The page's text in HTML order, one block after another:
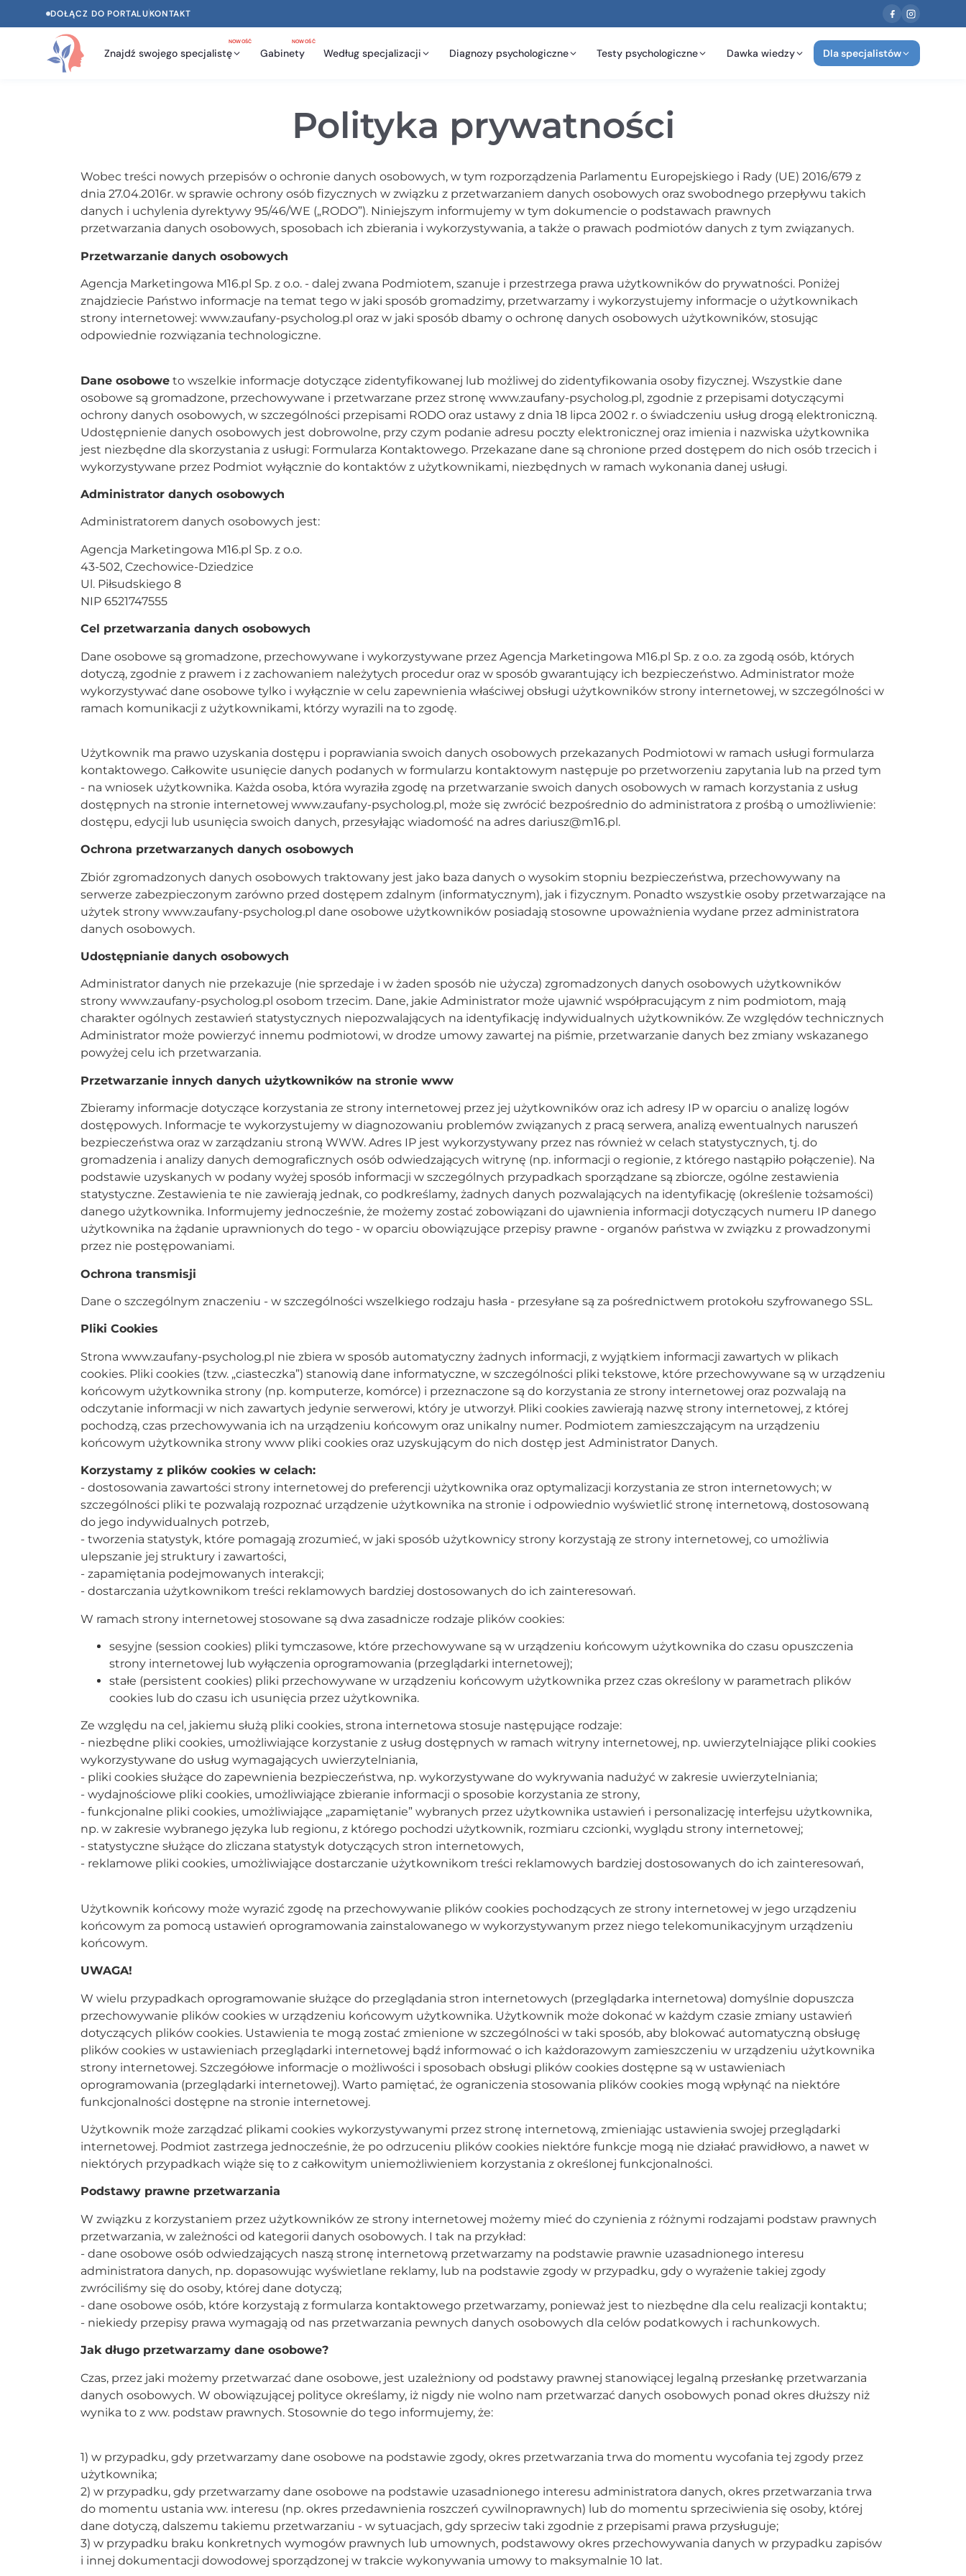
DOŁĄCZ DO PORTALUKONTAKT
Znajdź swojego specjalistę
NOWOŚĆ
Gabinety
NOWOŚĆ
Według specjalizacji Diagnozy psychologiczne Testy psychologiczne Dawka wiedzy Dla specjalistów
Polityka prywatności
Wobec treści nowych przepisów o ochronie danych osobowych, w tym rozporządzenia Parlamentu Europejskiego i Rady (UE) 2016/679 z
dnia 27.04.2016r. w sprawie ochrony osób fizycznych w związku z przetwarzaniem danych osobowych oraz swobodnego przepływu takich
danych i uchylenia dyrektywy 95/46/WE („RODO”). Niniejszym informujemy w tym dokumencie o podstawach prawnych
przetwarzania danych osobowych, sposobach ich zbierania i wykorzystywania, a także o prawach podmiotów danych z tym związanych.
Przetwarzanie danych osobowych
Agencja Marketingowa M16.pl Sp. z o.o. - dalej zwana Podmiotem, szanuje i przestrzega prawa użytkowników do prywatności. Poniżej
znajdziecie Państwo informacje na temat tego w jaki sposób gromadzimy, przetwarzamy i wykorzystujemy informacje o użytkownikach
strony internetowej: www.zaufany-psycholog.pl oraz w jaki sposób dbamy o ochronę danych osobowych użytkowników, stosując
odpowiednie rozwiązania technologiczne.
Dane osobowe to wszelkie informacje dotyczące zidentyfikowanej lub możliwej do zidentyfikowania osoby fizycznej. Wszystkie dane
osobowe są gromadzone, przechowywane i przetwarzane przez stronę www.zaufany-psycholog.pl, zgodnie z przepisami dotyczącymi
ochrony danych osobowych, w szczególności przepisami RODO oraz ustawy z dnia 18 lipca 2002 r. o świadczeniu usług drogą elektroniczną.
Udostępnienie danych osobowych jest dobrowolne, przy czym podanie adresu poczty elektronicznej oraz imienia i nazwiska użytkownika
jest niezbędne dla skorzystania z usługi: Formularza Kontaktowego. Przekazane dane są chronione przed dostępem do nich osób trzecich i
wykorzystywane przez Podmiot wyłącznie do kontaktów z użytkownikami, niezbędnych w ramach wykonania danej usługi.
Administrator danych osobowych
Administratorem danych osobowych jest:
Agencja Marketingowa M16.pl Sp. z o.o.
43-502, Czechowice-Dziedzice
Ul. Piłsudskiego 8
NIP 6521747555
Cel przetwarzania danych osobowych
Dane osobowe są gromadzone, przechowywane i wykorzystywane przez Agencja Marketingowa M16.pl Sp. z o.o. za zgodą osób, których
dotyczą, zgodnie z prawem i z zachowaniem należytych procedur oraz w sposób gwarantujący ich bezpieczeństwo. Administrator może
wykorzystywać dane osobowe tylko i wyłącznie w celu zapewnienia właściwej obsługi użytkowników strony internetowej, w szczególności w
ramach komunikacji z użytkownikami, którzy wyrazili na to zgodę.
Użytkownik ma prawo uzyskania dostępu i poprawiania swoich danych osobowych przekazanych Podmiotowi w ramach usługi formularza
kontaktowego. Całkowite usunięcie danych podanych w formularzu kontaktowym następuje po przetworzeniu zapytania lub na przed tym
- na wniosek użytkownika. Każda osoba, która wyraziła zgodę na przetwarzanie swoich danych osobowych w ramach korzystania z usług
dostępnych na stronie internetowej www.zaufany-psycholog.pl, może się zwrócić bezpośrednio do administratora z prośbą o umożliwienie:
dostępu, edycji lub usunięcia swoich danych, przesyłając wiadomość na adres dariusz@m16.pl.
Ochrona przetwarzanych danych osobowych
Zbiór zgromadzonych danych osobowych traktowany jest jako baza danych o wysokim stopniu bezpieczeństwa, przechowywany na
serwerze zabezpieczonym zarówno przed dostępem zdalnym (informatycznym), jak i fizycznym. Ponadto wszystkie osoby przetwarzające na
użytek strony www.zaufany-psycholog.pl dane osobowe użytkowników posiadają stosowne upoważnienia wydane przez administratora
danych osobowych.
Udostępnianie danych osobowych
Administrator danych nie przekazuje (nie sprzedaje i w żaden sposób nie użycza) zgromadzonych danych osobowych użytkowników
strony www.zaufany-psycholog.pl osobom trzecim. Dane, jakie Administrator może ujawnić współpracującym z nim podmiotom, mają
charakter ogólnych zestawień statystycznych niepozwalających na identyfikację indywidualnych użytkowników. Ze względów technicznych
Administrator może powierzyć innemu podmiotowi, w drodze umowy zawartej na piśmie, przetwarzanie danych bez zmiany wskazanego
powyżej celu ich przetwarzania.
Przetwarzanie innych danych użytkowników na stronie www
Zbieramy informacje dotyczące korzystania ze strony internetowej przez jej użytkowników oraz ich adresy IP w oparciu o analizę logów
dostępowych. Informacje te wykorzystujemy w diagnozowaniu problemów związanych z pracą serwera, analizą ewentualnych naruszeń
bezpieczeństwa oraz w zarządzaniu stroną WWW. Adres IP jest wykorzystywany przez nas również w celach statystycznych, tj. do
gromadzenia i analizy danych demograficznych osób odwiedzających witrynę (np. informacji o regionie, z którego nastąpiło połączenie). Na
podstawie uzyskanych w podany wyżej sposób informacji w szczególnych przypadkach sporządzane są zbiorcze, ogólne zestawienia
statystyczne. Zestawienia te nie zawierają jednak, co podkreślamy, żadnych danych pozwalających na identyfikację (określenie tożsamości)
danego użytkownika. Informujemy jednocześnie, że możemy zostać zobowiązani do ujawnienia informacji dotyczących numeru IP danego
użytkownika na żądanie uprawnionych do tego - w oparciu obowiązujące przepisy prawne - organów państwa w związku z prowadzonymi
przez nie postępowaniami.
Ochrona transmisji
Dane o szczególnym znaczeniu - w szczególności wszelkiego rodzaju hasła - przesyłane są za pośrednictwem protokołu szyfrowanego SSL.
Pliki Cookies
Strona www.zaufany-psycholog.pl nie zbiera w sposób automatyczny żadnych informacji, z wyjątkiem informacji zawartych w plikach
cookies. Pliki cookies (tzw. „ciasteczka”) stanowią dane informatyczne, w szczególności pliki tekstowe, które przechowywane są w urządzeniu
końcowym użytkownika strony (np. komputerze, komórce) i przeznaczone są do korzystania ze strony internetowej oraz pozwalają na
odczytanie informacji w nich zawartych jedynie serwerowi, który je utworzył. Pliki cookies zawierają nazwę strony internetowej, z której
pochodzą, czas przechowywania ich na urządzeniu końcowym oraz unikalny numer. Podmiotem zamieszczającym na urządzeniu
końcowym użytkownika strony www pliki cookies oraz uzyskującym do nich dostęp jest Administrator Danych.
Korzystamy z plików cookies w celach:
- dostosowania zawartości strony internetowej do preferencji użytkownika oraz optymalizacji korzystania ze stron internetowych; w
szczególności pliki te pozwalają rozpoznać urządzenie użytkownika na stronie i odpowiednio wyświetlić stronę internetową, dostosowaną
do jego indywidualnych potrzeb,
- tworzenia statystyk, które pomagają zrozumieć, w jaki sposób użytkownicy strony korzystają ze strony internetowej, co umożliwia
ulepszanie jej struktury i zawartości,
- zapamiętania podejmowanych interakcji;
- dostarczania użytkownikom treści reklamowych bardziej dostosowanych do ich zainteresowań.
W ramach strony internetowej stosowane są dwa zasadnicze rodzaje plików cookies:
sesyjne (session cookies) pliki tymczasowe, które przechowywane są w urządzeniu końcowym użytkownika do czasu opuszczenia
strony internetowej lub wyłączenia oprogramowania (przeglądarki internetowej);
stałe (persistent cookies) pliki przechowywane w urządzeniu końcowym użytkownika przez czas określony w parametrach plików
cookies lub do czasu ich usunięcia przez użytkownika.
Ze względu na cel, jakiemu służą pliki cookies, strona internetowa stosuje następujące rodzaje:
- niezbędne pliki cookies, umożliwiające korzystanie z usług dostępnych w ramach witryny internetowej, np. uwierzytelniające pliki cookies
wykorzystywane do usług wymagających uwierzytelniania,
- pliki cookies służące do zapewnienia bezpieczeństwa, np. wykorzystywane do wykrywania nadużyć w zakresie uwierzytelniania;
- wydajnościowe pliki cookies, umożliwiające zbieranie informacji o sposobie korzystania ze strony,
- funkcjonalne pliki cookies, umożliwiające „zapamiętanie” wybranych przez użytkownika ustawień i personalizację interfejsu użytkownika,
np. w zakresie wybranego języka lub regionu, z którego pochodzi użytkownik, rozmiaru czcionki, wyglądu strony internetowej;
- statystyczne służące do zliczana statystyk dotyczących stron internetowych,
- reklamowe pliki cookies, umożliwiające dostarczanie użytkownikom treści reklamowych bardziej dostosowanych do ich zainteresowań,
Użytkownik końcowy może wyrazić zgodę na przechowywanie plików cookies pochodzących ze strony internetowej w jego urządzeniu
końcowym za pomocą ustawień oprogramowania zainstalowanego w wykorzystywanym przez niego telekomunikacyjnym urządzeniu
końcowym.
UWAGA!
W wielu przypadkach oprogramowanie służące do przeglądania stron internetowych (przeglądarka internetowa) domyślnie dopuszcza
przechowywanie plików cookies w urządzeniu końcowym użytkownika. Użytkownik może dokonać w każdym czasie zmiany ustawień
dotyczących plików cookies. Ustawienia te mogą zostać zmienione w szczególności w taki sposób, aby blokować automatyczną obsługę
plików cookies w ustawieniach przeglądarki internetowej bądź informować o ich każdorazowym zamieszczeniu w urządzeniu użytkownika
strony internetowej. Szczegółowe informacje o możliwości i sposobach obsługi plików cookies dostępne są w ustawieniach
oprogramowania (przeglądarki internetowej). Warto pamiętać, że ograniczenia stosowania plików cookies mogą wpłynąć na niektóre
funkcjonalności dostępne na stronie internetowej.
Użytkownik może zarządzać plikami cookies wykorzystywanymi przez stronę internetową, zmieniając ustawienia swojej przeglądarki
internetowej. Podmiot zastrzega jednocześnie, że po odrzuceniu plików cookies niektóre funkcje mogą nie działać prawidłowo, a nawet w
niektórych przypadkach wiąże się to z całkowitym uniemożliwieniem korzystania z określonej funkcjonalności.
Podstawy prawne przetwarzania
W związku z korzystaniem przez użytkowników ze strony internetowej możemy mieć do czynienia z różnymi rodzajami podstaw prawnych
przetwarzania, w zależności od kategorii danych osobowych. I tak na przykład:
- dane osobowe osób odwiedzających naszą stronę internetową przetwarzamy na podstawie prawnie uzasadnionego interesu
administratora danych, np. dopasowując wyświetlane reklamy, lub na podstawie zgody w przypadku, gdy o wyrażenie takiej zgody
zwróciliśmy się do osoby, której dane dotyczą;
- dane osobowe osób, które korzystają z formularza kontaktowego przetwarzamy, ponieważ jest to niezbędne dla celu realizacji kontaktu;
- niekiedy przepisy prawa wymagają od nas przetwarzania pewnych danych osobowych dla celów podatkowych i rachunkowych.
Jak długo przetwarzamy dane osobowe?
Czas, przez jaki możemy przetwarzać dane osobowe, jest uzależniony od podstawy prawnej stanowiącej legalną przesłankę przetwarzania
danych osobowych. W obowiązującej polityce określamy, iż nigdy nie wolno nam przetwarzać danych osobowych ponad okres dłuższy niż
wynika to z ww. podstaw prawnych. Stosownie do tego informujemy, że:
1) w przypadku, gdy przetwarzamy dane osobowe na podstawie zgody, okres przetwarzania trwa do momentu wycofania tej zgody przez
użytkownika;
2) w przypadku, gdy przetwarzamy dane osobowe na podstawie uzasadnionego interesu administratora danych, okres przetwarzania trwa
do momentu ustania ww. interesu (np. okres przedawnienia roszczeń cywilnoprawnych) lub do momentu sprzeciwienia się osoby, której
dane dotyczą, dalszemu takiemu przetwarzaniu - w sytuacjach, gdy sprzeciw taki zgodnie z przepisami prawa przysługuje;
3) w przypadku braku konkretnych wymogów prawnych lub umownych, podstawowy okres przechowywania danych w przypadku zapisów
i innej dokumentacji dowodowej sporządzonej w trakcie wykonywania umowy to maksymalnie 10 lat.